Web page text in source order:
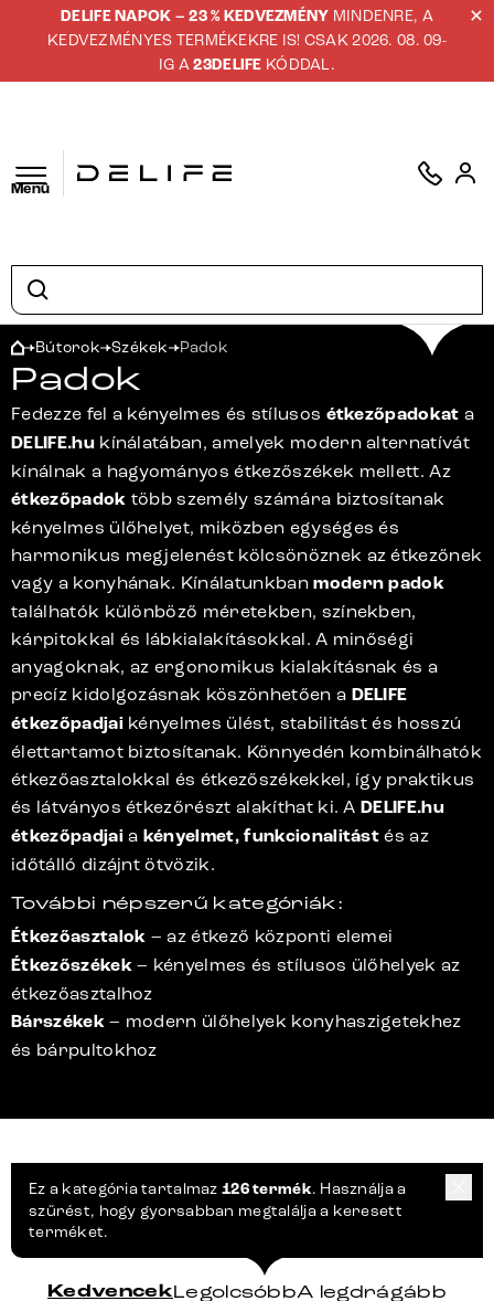
DELIFE NAPOK – 23 % KEDVEZMÉNY MINDENRE, A
KEDVEZMÉNYES TERMÉKEKRE IS! CSAK 2026. 08. 09-
IG A23DELIFE KÓDDAL.
Menü
Bútorok Székek Padok
Padok
Fedezze fel a kényelmes és stílusos étkezőpadokat a
DELIFE.hukínálatában, amelyek modern alternatívát
kínálnak a hagyományos étkezőszékek mellett. Az
étkezőpadok több személy számára biztosítanak
kényelmes ülőhelyet, miközben egységes és
harmonikus megjelenést kölcsönöznek az étkezőnek
vagy a konyhának. Kínálatunkbanmodern padok
találhatók különböző méretekben, színekben,
kárpitokkal és lábkialakításokkal. A minőségi
anyagoknak, az ergonomikus kialakításnak és a
precíz kidolgozásnak köszönhetően a DELIFE
étkezőpadjai kényelmes ülést, stabilitást és hosszú
élettartamot biztosítanak. Könnyedén kombinálhatók
étkezőasztalokkal és étkezőszékekkel, így praktikus
és látványos étkezőrészt alakíthat ki. ADELIFE.hu
étkezőpadjai a kényelmet, funkcionalitást és az
időtálló dizájnt ötvözik.
További népszerű kategóriák:
Étkezőasztalok – az étkező központi elemei
Étkezőszékek – kényelmes és stílusos ülőhelyek az
étkezőasztalhoz
Bárszékek – modern ülőhelyek konyhaszigetekhez
és bárpultokhoz
Ez a kategória tartalmaz 126 termék. Használja a
szűrést, hogy gyorsabban megtalálja a keresett
terméket.
KedvencekLegolcsóbbA legdrágább